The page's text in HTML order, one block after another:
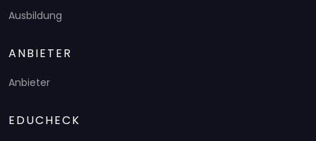
Ausbildung
ANBIETER
Anbieter
EDUCHECK